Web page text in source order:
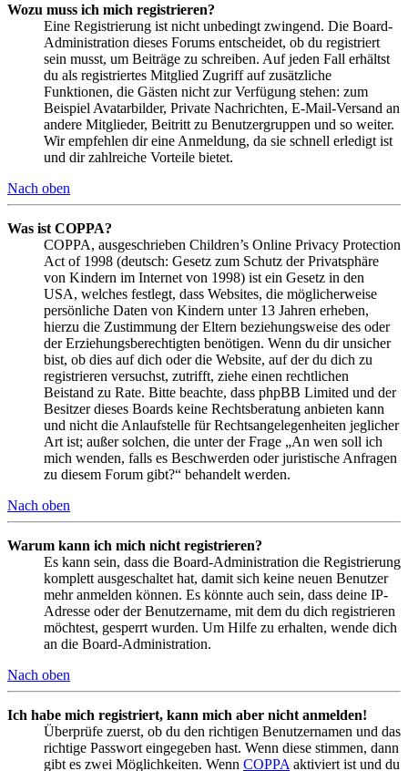
Wozu muss ich mich registrieren?
Eine Registrierung ist nicht unbedingt zwingend. Die Board-
Administration dieses Forums entscheidet, ob du registriert
sein musst, um Beiträge zu schreiben. Auf jeden Fall erhältst
du als registriertes Mitglied Zugriff auf zusätzliche
Funktionen, die Gästen nicht zur Verfügung stehen: zum
Beispiel Avatarbilder, Private Nachrichten, E-Mail-Versand an
andere Mitglieder, Beitritt zu Benutzergruppen und so weiter.
Wir empfehlen dir eine Anmeldung, da sie schnell erledigt ist
und dir zahlreiche Vorteile bietet.
Nach oben
Was ist COPPA?
COPPA, ausgeschrieben Children’s Online Privacy Protection
Act of 1998 (deutsch: Gesetz zum Schutz der Privatsphäre
von Kindern im Internet von 1998) ist ein Gesetz in den
USA, welches festlegt, dass Websites, die möglicherweise
persönliche Daten von Kindern unter 13 Jahren erheben,
hierzu die Zustimmung der Eltern beziehungsweise des oder
der Erziehungsberechtigten benötigen. Wenn du dir unsicher
bist, ob dies auf dich oder die Website, auf der du dich zu
registrieren versuchst, zutrifft, ziehe einen rechtlichen
Beistand zu Rate. Bitte beachte, dass phpBB Limited und der
Besitzer dieses Boards keine Rechtsberatung anbieten kann
und nicht die Anlaufstelle für Rechtsangelegenheiten jeglicher
Art ist; außer solchen, die unter der Frage „An wen soll ich
mich wenden, falls es Beschwerden oder juristische Anfragen
zu diesem Forum gibt?“ behandelt werden.
Nach oben
Warum kann ich mich nicht registrieren?
Es kann sein, dass die Board-Administration die Registrierung
komplett ausgeschaltet hat, damit sich keine neuen Benutzer
mehr anmelden können. Es könnte auch sein, dass deine IP-
Adresse oder der Benutzername, mit dem du dich registrieren
möchtest, gesperrt wurden. Um Hilfe zu erhalten, wende dich
an die Board-Administration.
Nach oben
Ich habe mich registriert, kann mich aber nicht anmelden!
Überprüfe zuerst, ob du den richtigen Benutzernamen und das
richtige Passwort eingegeben hast. Wenn diese stimmen, dann
gibt es zwei Möglichkeiten. Wenn COPPA aktiviert ist und du